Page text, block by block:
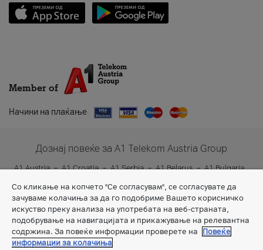
Member of
Начини на плаќање
Дознај повеќе за A1 Telekom Austria Group
A1 Austria A1 Croatia A1 Serbia A1 Belarus
A1 Bulgaria
A1 Slovenia
A1 Digital
Со кликање на копчето "Се согласувам", се согласувате да
зачуваме колачиња за да го подобриме Вашето корисничко
искуство преку анализа на употребата на веб-страната,
подобрување на навигацијата и прикажување на релевантна
содржина. За повеќе информации проверете на
Повеќе
информации за колачиња